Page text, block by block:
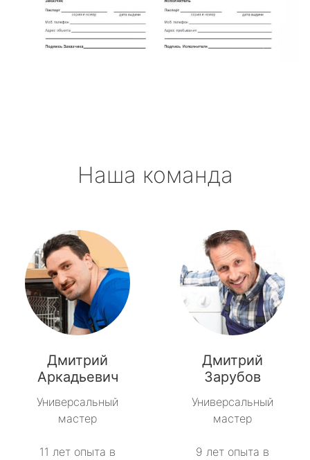
Наша команда
Дмитрий
Аркадьевич
Универсальный
мастер
11 лет опыта в
Дмитрий
Зарубов
Универсальный
мастер
9 лет опыта в